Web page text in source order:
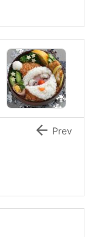
 Prev